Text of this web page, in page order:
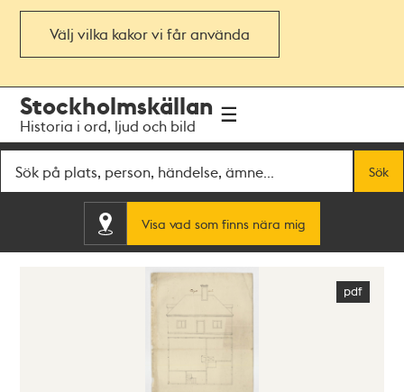
Välj vilka kakor vi får använda
navigationen
huvudinnehållet
Stockholmskällan
Historia i ord, ljud och bild
Sök
Visa vad som finns nära mig